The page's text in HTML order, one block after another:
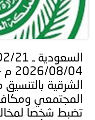
الشرقية بالتنسيق
المجتمعي
تضبط شخصًا